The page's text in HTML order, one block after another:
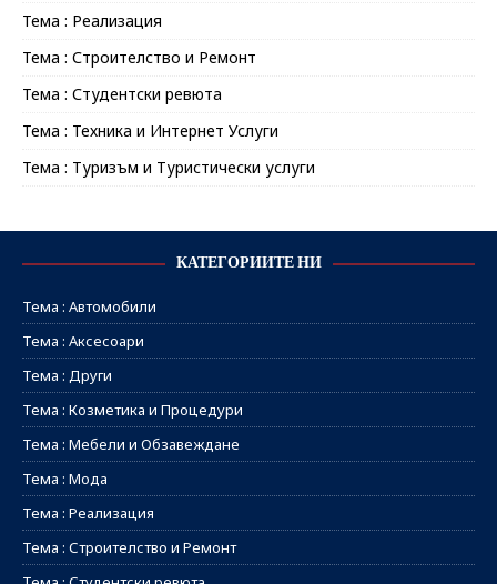
Тема : Реализация
Тема : Строителство и Ремонт
Тема : Студентски ревюта
Тема : Техника и Интернет Услуги
Тема : Туризъм и Туристически услуги
КАТЕГОРИИТЕ НИ
Тема : Автомобили
Тема : Аксесоари
Тема : Други
Тема : Козметика и Процедури
Тема : Мебели и Обзавеждане
Тема : Мода
Тема : Реализация
Тема : Строителство и Ремонт